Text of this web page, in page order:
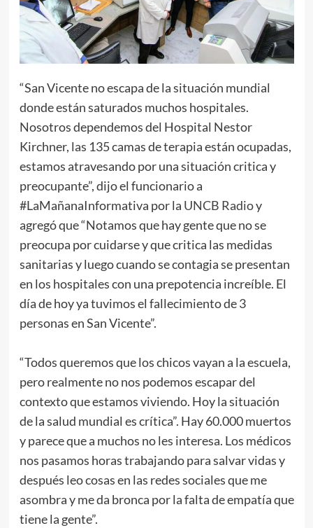
“San Vicente no escapa de la situación mundial
donde están saturados muchos hospitales.
Nosotros dependemos del Hospital Nestor
Kirchner, las 135 camas de terapia están ocupadas,
estamos atravesando por una situación critica y
preocupante”, dijo el funcionario a
#LaMañanaInformativa por la UNCB Radioy
agregó que “Notamos que hay gente que no se
preocupa por cuidarse y que critica las medidas
sanitarias y luego cuando se contagia se presentan
en los hospitales con una prepotencia increíble. El
día de hoy ya tuvimos el fallecimiento de 3
personas en San Vicente”.
“Todos queremos que los chicos vayan a la escuela,
pero realmente no nos podemos escapar del
contexto que estamos viviendo. Hoy la situación
de la salud mundial es crítica”. Hay 60.000 muertos
y parece que a muchos no les interesa. Los médicos
nos pasamos horas trabajando para salvar vidas y
después leo cosas en las redes sociales que me
asombra y me da bronca por la falta de empatía que
tiene la gente”.